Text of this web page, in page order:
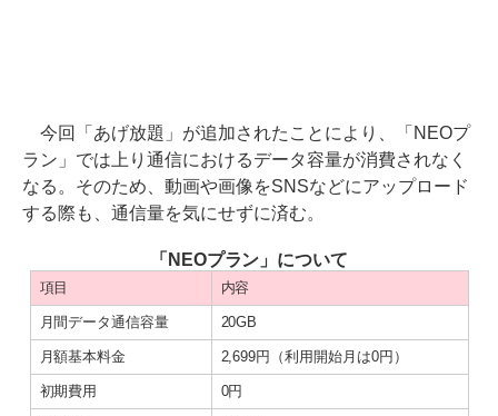
今回「あげ放題」が追加されたことにより、「NEOプ
ラン」では上り通信におけるデータ容量が消費されなく
なる。そのため、動画や画像をSNSなどにアップロード
する際も、通信量を気にせずに済む。
「NEOプラン」について
項目 内容
月間データ通信容量 20GB
月額基本料金 2,699円（利用開始月は0円）
初期費用 0円